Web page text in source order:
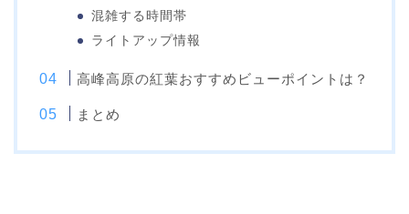
混雑する時間帯
ライトアップ情報
高峰高原の紅葉おすすめビューポイントは？
まとめ